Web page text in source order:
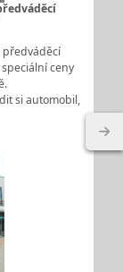
předváděcí
ceny
si automobil,